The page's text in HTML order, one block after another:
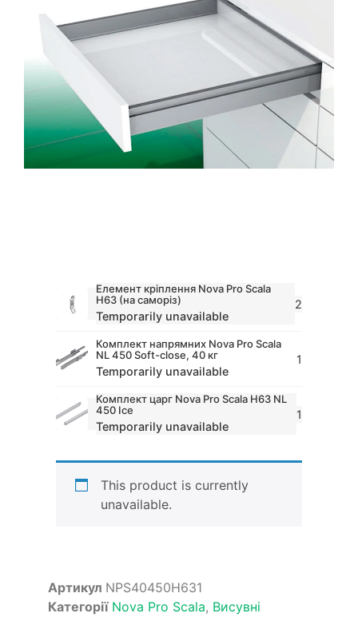
Елемент кріплення Nova Pro Scala
H63 (на саморіз)
Temporarily unavailable
2
Комплект напрямних Nova Pro Scala
NL 450 Soft-close, 40 кг
Temporarily unavailable
1
Комплект царг Nova Pro Scala H63 NL
450 Ice
Temporarily unavailable
1
This product is currently
unavailable.
Артикул NPS40450H631
Категорії Nova Pro Scala, Висувні